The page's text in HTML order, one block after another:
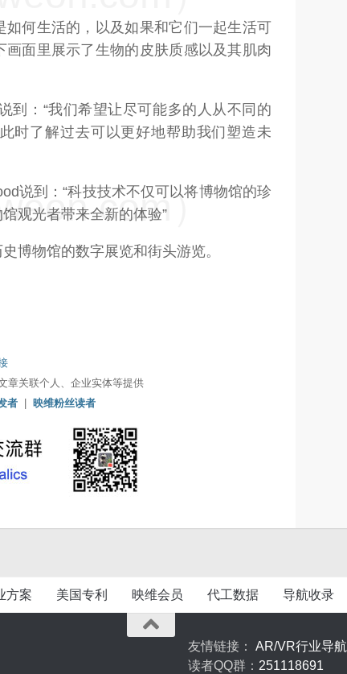
何生活的，以及如果和它们一起生活可
面里展示了生物的皮肤质感以及其肌肉
到：“我们希望让尽可能多的人从不同的
时了解过去可以更好地帮助我们塑造未
说到：“科技技术不仅可以将博物馆的珍
观光者带来全新的体验”
博物馆的数字展览和街头游览。
）
章关联个人、企业实体等提供
者 | 映维粉丝读者
方案 美国专利 映维会员 代工数据 导航收录
友情链接： AR/VR行业导航
读者QQ群： 251118691